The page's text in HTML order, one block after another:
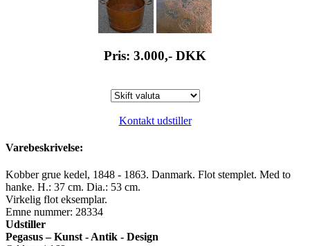
Pris: 3.000,- DKK
Kontakt udstiller
Varebeskrivelse:
Kobber grue kedel, 1848 - 1863. Danmark. Flot stemplet. Med to
hanke. H.: 37 cm. Dia.: 53 cm.
Virkelig flot eksemplar.
Emne nummer: 28334
Udstiller
Pegasus – Kunst - Antik - Design